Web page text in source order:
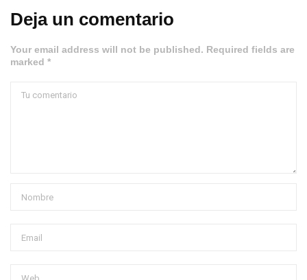
Deja un comentario
Your email address will not be published. Required fields are
marked *